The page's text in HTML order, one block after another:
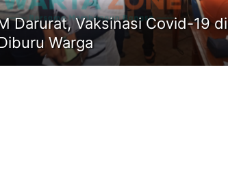
Darurat, Vaksinasi Covid-19 di
Warga